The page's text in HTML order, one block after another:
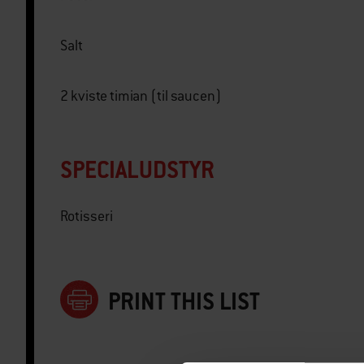
Salt
2 kviste timian (til saucen)
SPECIALUDSTYR
Rotisseri
PRINT THIS LIST